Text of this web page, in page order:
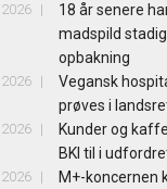
18 år senere
madspild
opbakning
Vegansk
prøves i
Kunder og
BKI til i
M+-koncernen